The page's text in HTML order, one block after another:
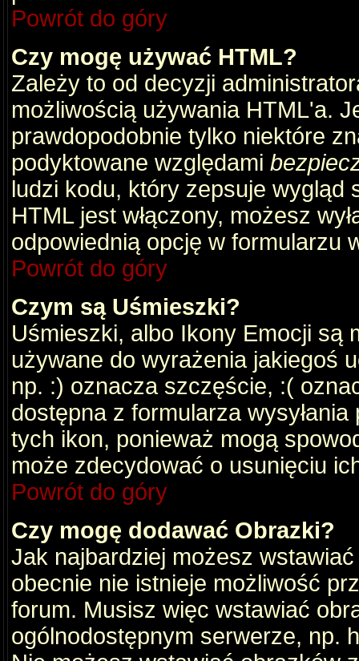
Powrót do góry
Czy mogę używać HTML?
Zależy to od decyzji
możliwością używania HTML'a.
prawdopodobnie tylko niektóre
podyktowane względami
ludzi kodu, który zepsuje wygląd
HTML jest włączony, możesz
odpowiednią opcję w formularzu
Powrót do góry
Czym są Uśmieszki?
Uśmieszki, albo Ikony Emocji są
używane do wyrażenia jakiegoś
np. :) oznacza szczęście, :(
dostępna z formularza
tych ikon, ponieważ mogą
może zdecydować o usunięciu
Powrót do góry
Czy mogę dodawać Obrazki?
Jak najbardziej możesz
obecnie nie istnieje możliwość
forum. Musisz więc wstawiać
ogólnodostępnym serwerze, np.